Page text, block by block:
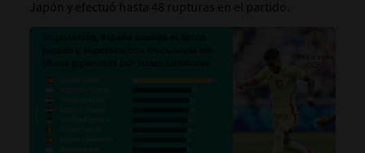
Japón y efectuó hasta 48 rupturas en el partido.